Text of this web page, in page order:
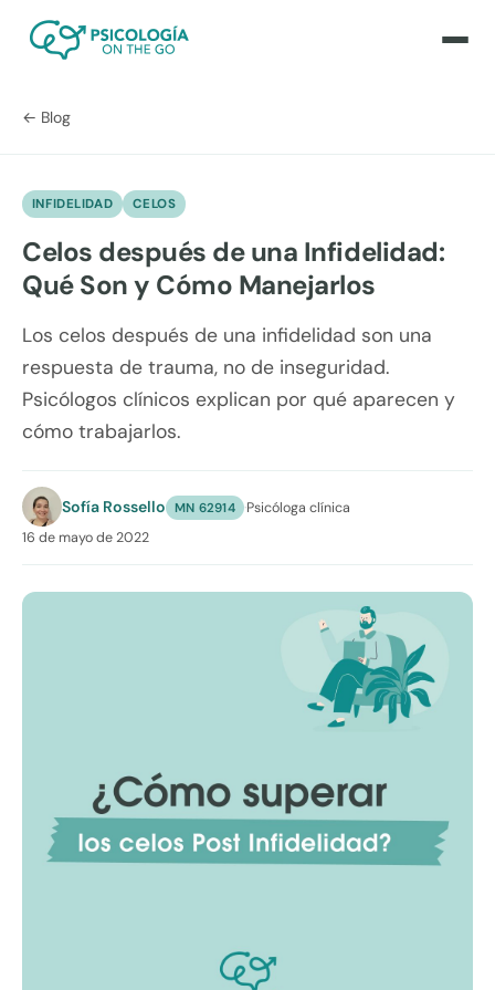
← Blog
INFIDELIDAD CELOS
Celos después de una Infidelidad:
Qué Son y Cómo Manejarlos
Los celos después de una infidelidad son una
respuesta de trauma, no de inseguridad.
Psicólogos clínicos explican por qué aparecen y
cómo trabajarlos.
Sofía Rossello MN 62914 ·Psicóloga clínica
16 de mayo de 2022